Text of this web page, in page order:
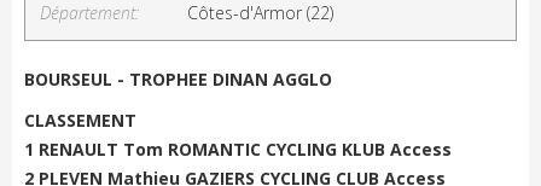
Département:
Côtes-d'Armor (22)
BOURSEUL - TROPHEE DINAN AGGLO
CLASSEMENT
1 RENAULT Tom ROMANTIC CYCLING KLUB Access
2 PLEVEN Mathieu GAZIERS CYCLING CLUB Access